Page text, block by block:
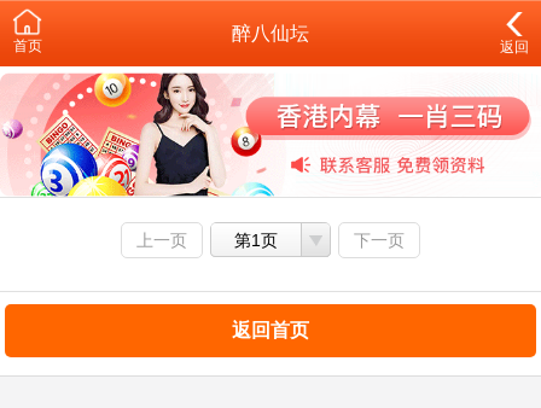
首页
醉八仙坛
返回
上一页 第1页 下一页
返回首页